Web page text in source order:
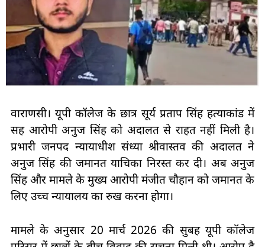
वाराणसी। यूपी कॉलेज के छात्र सूर्य प्रताप सिंह हत्याकांड में
सह आरोपी अनुज सिंह को अदालत से राहत नहीं मिली है।
प्रभारी जनपद न्यायाधीश संध्या श्रीवास्तव की अदालत ने
अनुज सिंह की जमानत याचिका निरस्त कर दी। अब अनुज
सिंह और मामले के मुख्य आरोपी मंजीत चौहान को जमानत के
लिए उच्च न्यायालय का रुख करना होगा।
मामले के अनुसार 20 मार्च 2026 की सुबह यूपी कॉलेज